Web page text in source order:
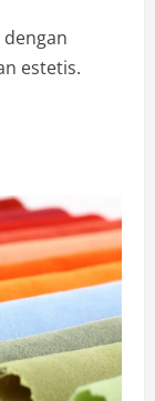
estetis.